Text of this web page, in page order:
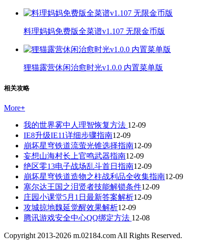
料理妈妈免费版全菜谱v1.107 无限金币版
狸猫露营休闲治愈时光v1.0.0 内置菜单版
相关攻略
More+
我的世界雾中人理智恢复方法 12-09
IE8升级IE11详细步骤指南12-09
崩坏星穹铁道流萤光锥选择指南12-09
妄想山海村长上官鸣武器指南12-09
绝区零13电子战场乱斗首日指南12-09
崩坏星穹铁道造物之柱战利品全收集指南12-09
塞尔达王国之泪贤者技能解锁条件12-09
庄园小课堂5月1日最新答案解析12-09
攻城掠地魏延觉醒效果解析12-09
腾讯游戏安全中心QQ绑定方法 12-08
Copyright 2013-2026 m.02184.com All Rights Reserved.